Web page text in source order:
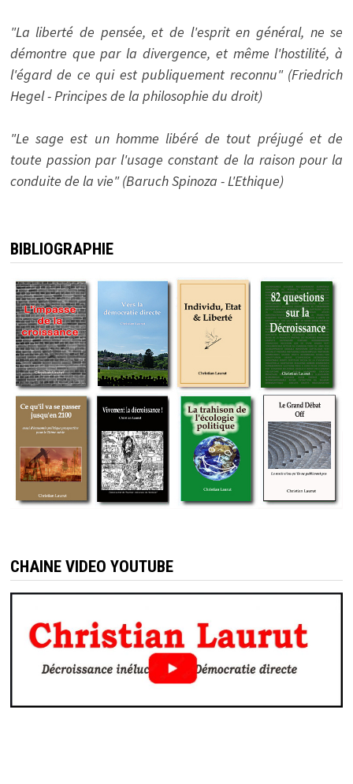
"La liberté de pensée, et de l'esprit en général, ne se
démontre que par la divergence, et même l'hostilité, à
l'égard de ce qui est publiquement reconnu" (Friedrich
Hegel - Principes de la philosophie du droit)
"Le sage est un homme libéré de tout préjugé et de
toute passion par l'usage constant de la raison pour la
conduite de la vie" (Baruch Spinoza - L'Ethique)
BIBLIOGRAPHIE
CHAINE VIDEO YOUTUBE